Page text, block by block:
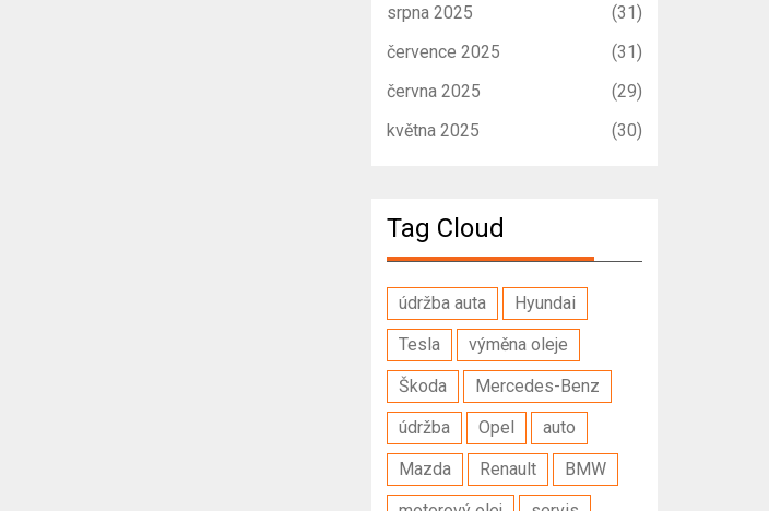
srpna 2025
(31)
července 2025
(31)
června 2025
(29)
května 2025
(30)
Tag Cloud
údržba auta
Hyundai
Tesla
výměna oleje
Škoda
Mercedes-Benz
údržba
Opel
auto
Mazda
Renault
BMW